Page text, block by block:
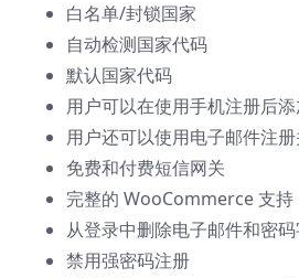
白名单/封锁国家
自动检测国家代码
默认国家代码
用户可以在使用手机注册后
用户还可以使用电子邮件注
免费和付费短信网关
完整的 WooCommerce 支持
从登录中删除电子邮件和密
禁用强密码注册